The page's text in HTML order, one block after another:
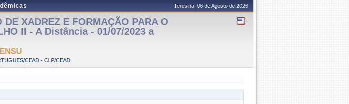
Teresina, 06 de Agosto de 2026
DE XADREZ E FORMAÇÃO PARA O
II - A Distância - 01/07/2023 a
CEAD - CLP/CEAD